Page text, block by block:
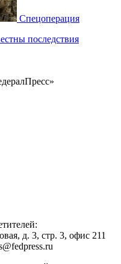
Спецоперация
последствия
д. 3, стр. 3, офис 211